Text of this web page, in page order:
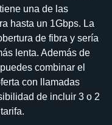
una de las
hasta un 1Gbps. La
de fibra y sería
lenta. Además de
combinar el
con llamadas
de incluir 3 o 2